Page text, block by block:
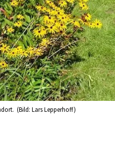
(Bild: Lars Lepperhoff)